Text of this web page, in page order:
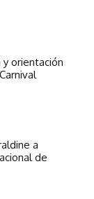
y orientación
a
de